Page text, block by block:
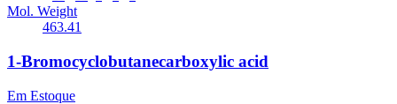
Mol. Weight
463.41
1-Bromocyclobutanecarboxylic acid
Em Estoque